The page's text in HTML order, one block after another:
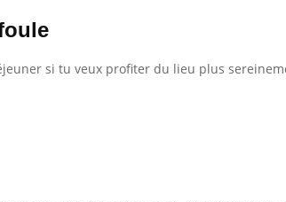
si tu veux profiter du lieu plus